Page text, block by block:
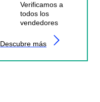
Verificamos a
todos los
vendedores
Descubre más